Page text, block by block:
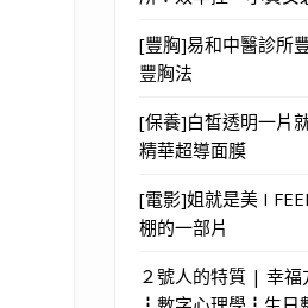
[豐胸]易和中醫診所
豐胸法
[保養]白皙透明一片
精華超導面膜
[電影]姐就是美 I
棚的一部片
２號人的特質 | 幸